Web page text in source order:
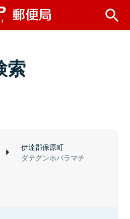
索
伊達郡保原町
ダテグンホバラマチ